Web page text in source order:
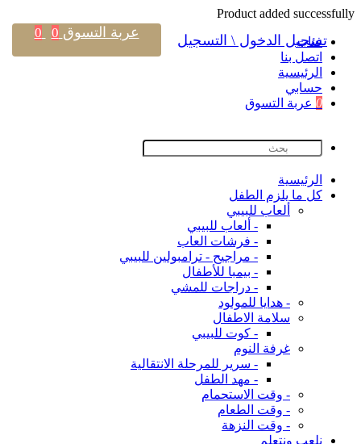
Product added successfully
فئات
اتصل بنا
اﻟﺮﺋﻴﺴﻴﺔ
حسابي
0 عربة التسوق
اﻟﺮﺋﻴﺴﻴﺔ
كل ما يلزم الطفل
ألعاب للبيبي
- ألعاب للبيبي
- فرشات العاب
- مراجيح - ترامبولين للبيبي
- بيمبا للأطفال
- دراجات للمشي
- هدايا للمولود
سلامة الاطفال
- كوت للبيبي
غرفة النوم
- سرير للمرحلة الانتقالية
- مهد الطفل
- وقت الاستحمام
- وقت الطعام
- وقت النزهة
نلعب ونتعلم
تسجيل الدخول \ التسجيل عربة التسوق 0
0